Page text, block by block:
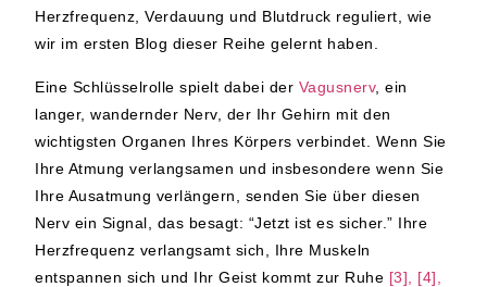
Herzfrequenz, Verdauung und Blutdruck reguliert, wie
wir im ersten Blog dieser Reihe gelernt haben.
Eine Schlüsselrolle spielt dabei der Vagusnerv, ein
langer, wandernder Nerv, der Ihr Gehirn mit den
wichtigsten Organen Ihres Körpers verbindet. Wenn Sie
Ihre Atmung verlangsamen und insbesondere wenn Sie
Ihre Ausatmung verlängern, senden Sie über diesen
Nerv ein Signal, das besagt: “Jetzt ist es sicher.” Ihre
Herzfrequenz verlangsamt sich, Ihre Muskeln
entspannen sich und Ihr Geist kommt zur Ruhe [3], [4],